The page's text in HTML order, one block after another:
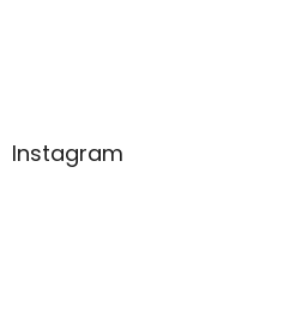
Instagram